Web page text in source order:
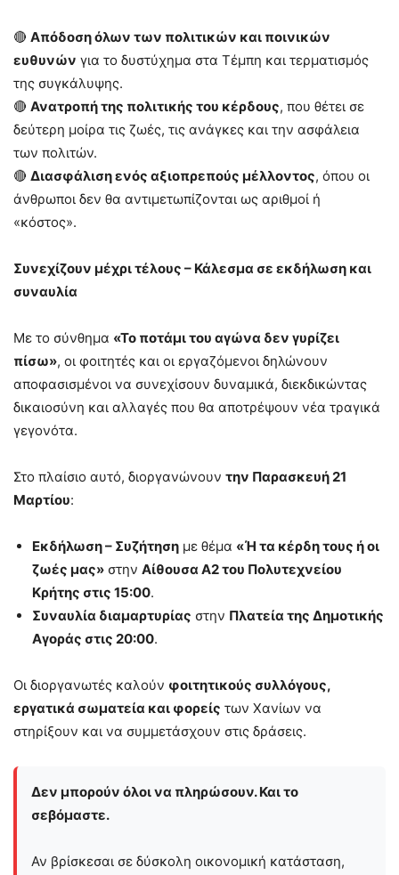
🔴 Απόδοση όλων των πολιτικών και ποινικών
ευθυνών για το δυστύχημα στα Τέμπη και τερματισμός
της συγκάλυψης.
🔴 Ανατροπή της πολιτικής του κέρδους, που θέτει σε
δεύτερη μοίρα τις ζωές, τις ανάγκες και την ασφάλεια
των πολιτών.
🔴 Διασφάλιση ενός αξιοπρεπούς μέλλοντος, όπου οι
άνθρωποι δεν θα αντιμετωπίζονται ως αριθμοί ή
«κόστος».
Συνεχίζουν μέχρι τέλους – Κάλεσμα σε εκδήλωση και
συναυλία
Με το σύνθημα «Το ποτάμι του αγώνα δεν γυρίζει
πίσω», οι φοιτητές και οι εργαζόμενοι δηλώνουν
αποφασισμένοι να συνεχίσουν δυναμικά, διεκδικώντας
δικαιοσύνη και αλλαγές που θα αποτρέψουν νέα τραγικά
γεγονότα.
Στο πλαίσιο αυτό, διοργανώνουν την Παρασκευή 21
Μαρτίου:
Εκδήλωση – Συζήτηση με θέμα «Ή τα κέρδη τους ή οι
ζωές μας» στην Αίθουσα Α2 του Πολυτεχνείου
Κρήτης στις 15:00.
Συναυλία διαμαρτυρίας στην Πλατεία της Δημοτικής
Αγοράς στις 20:00.
Οι διοργανωτές καλούν φοιτητικούς συλλόγους,
εργατικά σωματεία και φορείς των Χανίων να
στηρίξουν και να συμμετάσχουν στις δράσεις.
Δεν μπορούν όλοι να πληρώσουν. Και το
σεβόμαστε.
Αν βρίσκεσαι σε δύσκολη οικονομική κατάσταση,